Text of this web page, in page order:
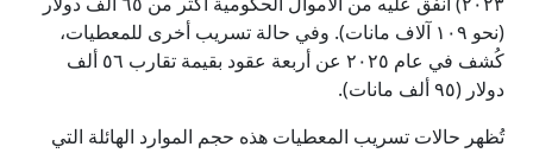
(نحو ۱۰۹ آلاف مانات). وفي حالة تسريب أخرى للمعطيات،
كُشف في عام ۲۰۲٥ عن أربعة عقود بقيمة تقارب ٥٦ ألف
دولار (۹٥ ألف مانات).
تُظهر حالات تسريب المعطيات هذه حجم الموارد الهائلة التي